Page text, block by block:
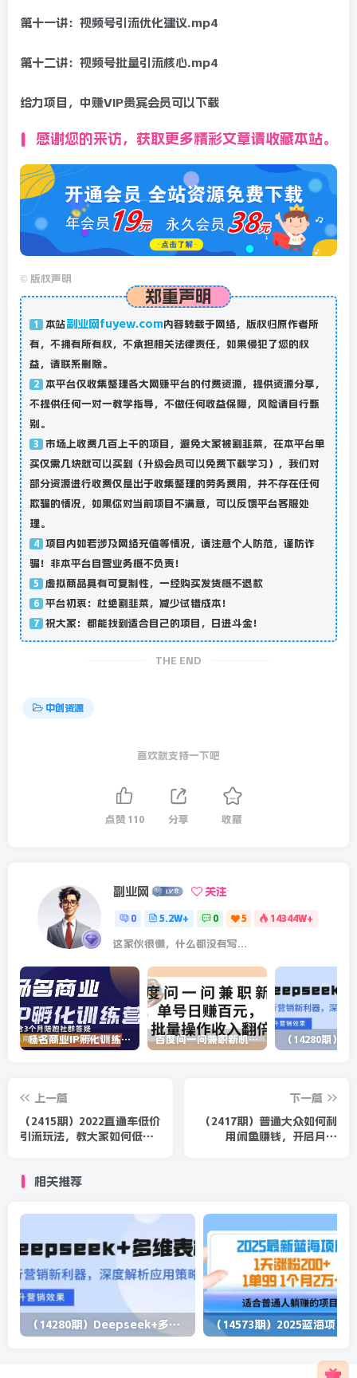
第十一讲：视频号引流优化建议.mp4
第十二讲：视频号批量引流核心.mp4
给力项目，中赚VIP贵宾会员可以下载
感谢您的来访，获取更多精彩文章请收藏本站。
© 版权声明
郑重声明
1 本站副业网fuyew.com内容转载于网络，版权归原作者所
有，不拥有所有权，不承担相关法律责任，如果侵犯了您的权
益，请联系删除。
2 本平台仅收集整理各大网赚平台的付费资源，提供资源分享，
不提供任何一对一教学指导，不做任何收益保障，风险请自行甄
别。
3 市场上收费几百上千的项目，避免大家被割韭菜，在本平台单
买仅需几块就可以买到（升级会员可以免费下载学习），我们对
部分资源进行收费仅是出于收集整理的劳务费用，并不存在任何
欺骗的情况，如果你对当前项目不满意，可以反馈平台客服处
理。
4 项目内如若涉及网络充值等情况，请注意个人防范，谨防诈
骗！非本平台自营业务概不负责！
5 虚拟商品具有可复制性，一经购买发货概不退款
6 平台初衷：杜绝割韭菜，减少试错成本！
7 祝大家：都能找到适合自己的项目，日进斗金！
THE END
中创资源
喜欢就支持一下吧
点赞 110 分享 收藏
副业网 关注
0 5.2W+ 0 5 14344W+
这家伙很懒，什么都没有写...
杨名商业IP孵化训练营，从商业到内容到转化一站式学 价值5980元 百度问一问兼职新机遇，单号日赚百元，批量操作收入翻倍
上一篇
（2415期）2022直通车低价
引流玩法，教大家如何低投
下一篇
（2417期）普通大众如何利
用闲鱼赚钱，开启月入
相关推荐
（14280期）Deepseek+多维表格，银行营销新利器，深度解析应用策略，提升营销效果